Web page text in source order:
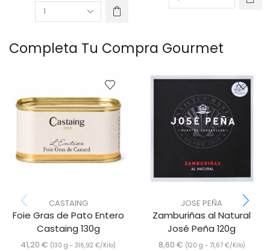
Completa Tu Compra Gourmet
CASTAING
Foie Gras de Pato Entero
Castaing 130g
41,20€ (130 g -316,92€/Kilo)
JOSE PEÑA
Zamburiñas al Natural
José Peña 120g
8,60 € (120 g - 71,67 €/Kilo)